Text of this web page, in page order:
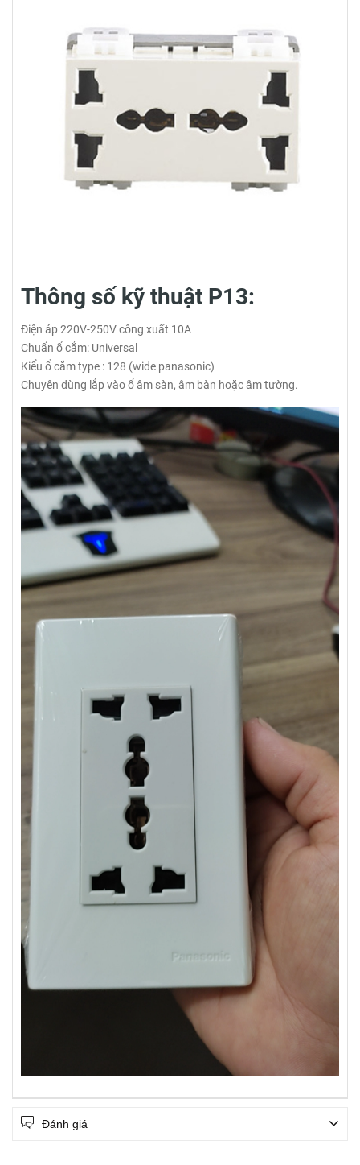
Thông số kỹ thuật P13:
Điện áp 220V-250V công xuất 10A
Chuẩn ổ cắm: Universal
Kiểu ổ cắm type : 128 (wide panasonic)
Chuyên dùng lắp vào ổ âm sàn, âm bàn hoặc âm tường.
Đánh giá